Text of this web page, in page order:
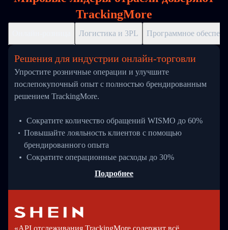
TrackingMore
Логистика и 3PL Программное
Решения для индустрии онлайн-торговли
Упростите розничные операции и улучшите
послепокупочный опыт с полностью брендированным
решением TrackingMore.
Сократите количество обращений WISMO до 60%
Повышайте лояльность клиентов с помощью
брендированного опыта
Сократите операционные расходы до 30%
Подробнее
«API отслеживания TrackingMore содержит всё